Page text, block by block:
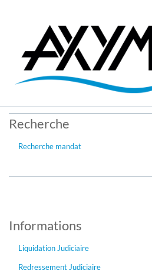
Recherche
Recherche mandat
Informations
Liquidation Judiciaire
Redressement Judiciaire